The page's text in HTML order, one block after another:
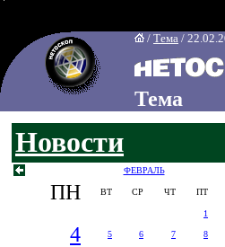
/ Тема /
Тема
Новости
ФЕВРАЛЬ
ПН ВТ СР ЧТ ПТ
1
4 5 6 7 8